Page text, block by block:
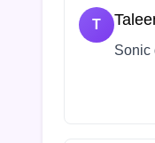
T
Sonic